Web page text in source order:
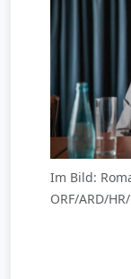
Im Bild:
ORF/ARD/